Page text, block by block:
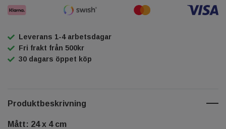
Leverans 1-4 arbetsdagar
Fri frakt från 500kr
30 dagars öppet köp
Produktbeskrivning
Mått: 24 x 4 cm